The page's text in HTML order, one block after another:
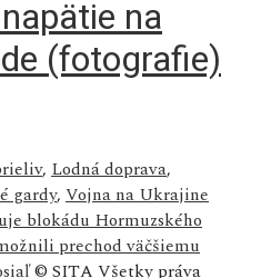
na
(fotografie)
, Lodná doprava,
gardy, Vojna na Ukrajine
blokádu Hormuzského
prechod väčšiemu
© SITA Všetky práva